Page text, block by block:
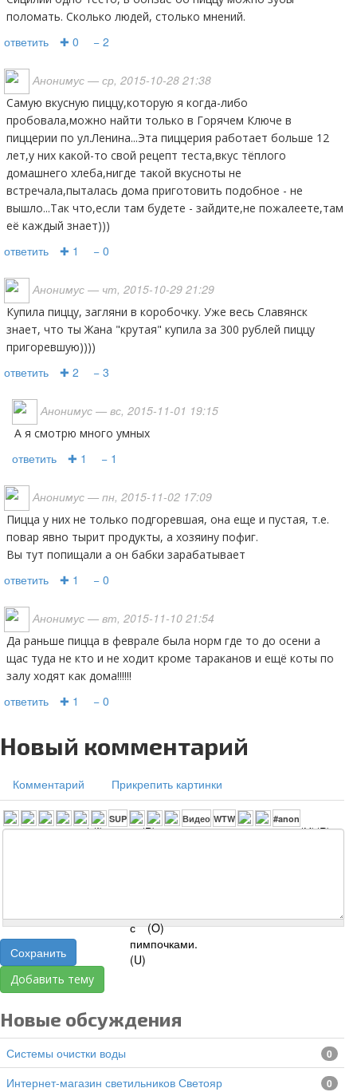
поломать. Сколько людей, столько мнений.
ответить ✚ 0 − 2
Анонимус — ср, 2015-10-28 21:38
Самую вкусную пиццу,которую я когда-либо
пробовала,можно найти только в Горячем Ключе в
пиццерии по ул.Ленина...Эта пиццерия работает больше 12
лет,у них какой-то свой рецепт теста,вкус тёплого
домашнего хлеба,нигде такой вкусноты не
встречала,пыталась дома приготовить подобное - не
вышло...Так что,если там будете - зайдите,не пожалеете,там
её каждый знает)))
ответить ✚ 1 − 0
Анонимус — чт, 2015-10-29 21:29
Купила пиццу, загляни в коробочку. Уже весь Славянск
знает, что ты Жана "крутая" купила за 300 рублей пиццу
пригоревшую))))
ответить ✚ 2 − 3
Анонимус — вс, 2015-11-01 19:15
а я смотрю много умных
ответить ✚ 1 − 1
Анонимус — пн, 2015-11-02 17:09
Пицца у них не только подгоревшая, она еще и пустая, т.е.
повар явно тырит продукты, а хозяину пофиг.
Вы тут попищали а он бабки зарабатывает
ответить ✚ 1 − 0
Анонимус — вт, 2015-11-10 21:54
Да раньше пицца в феврале была норм где то до осени а
щас туда не кто и не ходит кроме тараканов и ещё коты по
залу ходят как дома!!!!!!
ответить ✚ 1 − 0
Новый комментарий
Комментарий Прикрепить картинки
Сохранить
Добавить тему
Новые обсуждения
Системы очистки воды 0
Интернет-магазин светильников Светояр 0